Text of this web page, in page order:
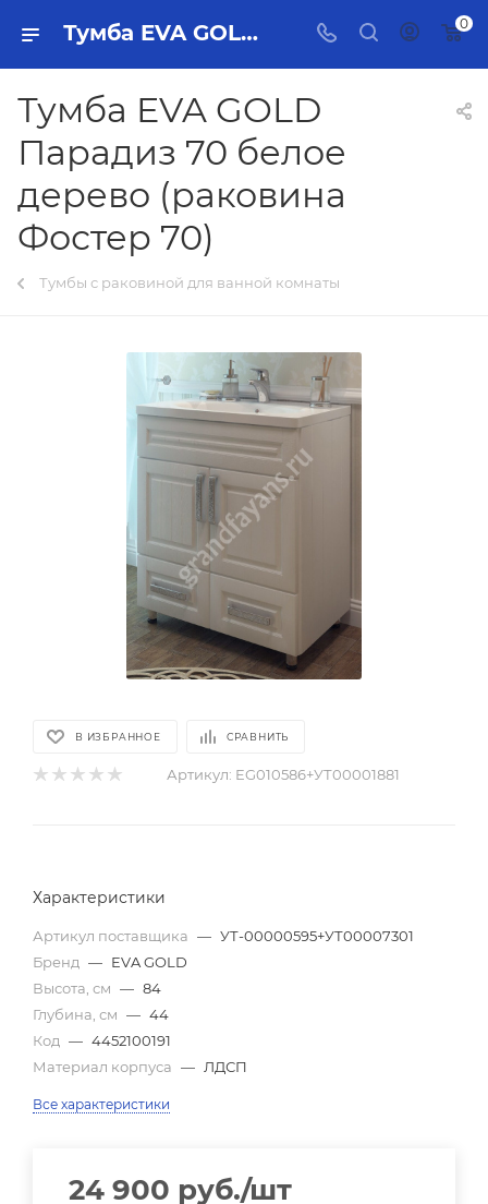
Тумба EVA GOLD Парадиз 70 белое дерево (раковина Фостер 70) Тольятти - купить в интернет-магазине, каталог с ценами и характеристиками 0
Тумба EVA GOLD
Парадиз 70 белое
дерево (раковина
Фостер 70)
Тумбы с раковиной для ванной комнаты
В ИЗБРАННОЕ СРАВНИТЬ
Артикул: EG010586+УТ00001881
Характеристики
Артикул поставщика — УТ-00000595+УТ00007301
Бренд — EVA GOLD
Высота, см — 84
Глубина, см — 44
Код — 4452100191
Материал корпуса — ЛДСП
Все характеристики
24 900 руб./шт